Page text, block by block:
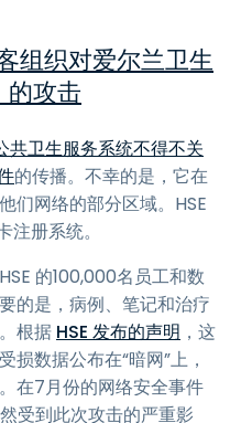
组织对爱尔兰卫生
的攻击
共卫生服务系统不得不关
的传播。不幸的是，它在
们网络的部分区域。HSE
册系统。
的100,000名员工和数
的是，病例、笔记和治疗
根据 HSE 发布的声明 ，这
数据公布在“暗网”上，
在7月份的网络安全事件
受到此次攻击的严重影